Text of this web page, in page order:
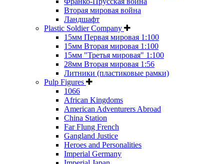
Вторая мировая война
Ландшафт
Plastic Soldier Company
15мм Первая мировая 1:100
15мм Вторая мировая 1:100
15мм "Третья мировая" 1:100
28мм Вторая мировая 1:56
Литники (пластиковые рамки)
Pulp Figures
1066
African Kingdoms
American Adventurers Abroad
China Station
Far Flung French
Gangland Justice
Heroes and Personalities
Imperial Germany